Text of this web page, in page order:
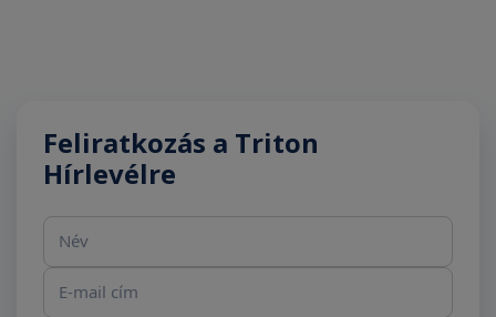
Feliratkozás a Triton
Hírlevélre
Név
E-mail cím